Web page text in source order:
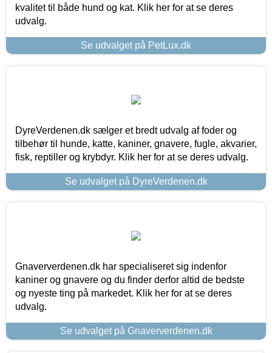
kvalitet til både hund og kat. Klik her for at se deres
udvalg.
Se udvalget på PetLux.dk
DyreVerdenen.dk sælger et bredt udvalg af foder og
tilbehør til hunde, katte, kaniner, gnavere, fugle, akvarier,
fisk, reptiller og krybdyr. Klik her for at se deres udvalg.
Se udvalget på DyreVerdenen.dk
Gnaververdenen.dk har specialiseret sig indenfor
kaniner og gnavere og du finder derfor altid de bedste
og nyeste ting på markedet. Klik her for at se deres
udvalg.
Se udvalget på Gnaververdenen.dk